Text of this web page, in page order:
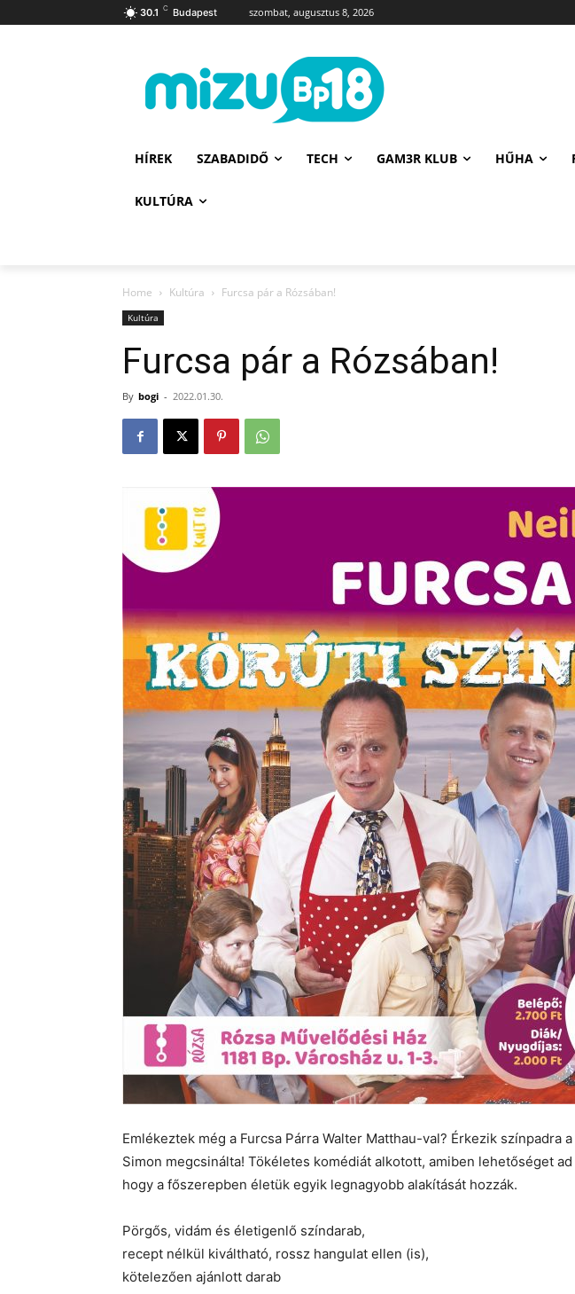
30.1 C Budapest szombat, augusztus 8, 2026
HÍREK SZABADIDŐ TECH GAM3R KLUB HŰHA
KULTÚRA
Home Kultúra Furcsa pár a Rózsában!
Kultúra
Furcsa pár a Rózsában!
By bogi - 2022.01.30.
Emlékeztek még a Furcsa Párra Walter Matthau-val? Érkezik színpadra
Simon megcsinálta! Tökéletes komédiát alkotott, amiben lehetőséget
hogy a főszerepben életük egyik legnagyobb alakítását hozzák.
Pörgős, vidám és életigenlő színdarab,
recept nélkül kiváltható, rossz hangulat ellen (is),
kötelezően ajánlott darab